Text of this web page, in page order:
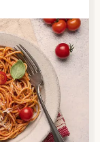
Suche,
in Ihrer
Ihnen passt.
über die